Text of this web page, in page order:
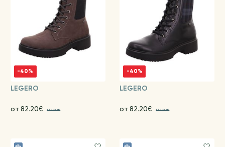
-40%
LEGERO
от 82.20€ 137.00€
-40%
LEGERO
от 82.20€ 137.00€